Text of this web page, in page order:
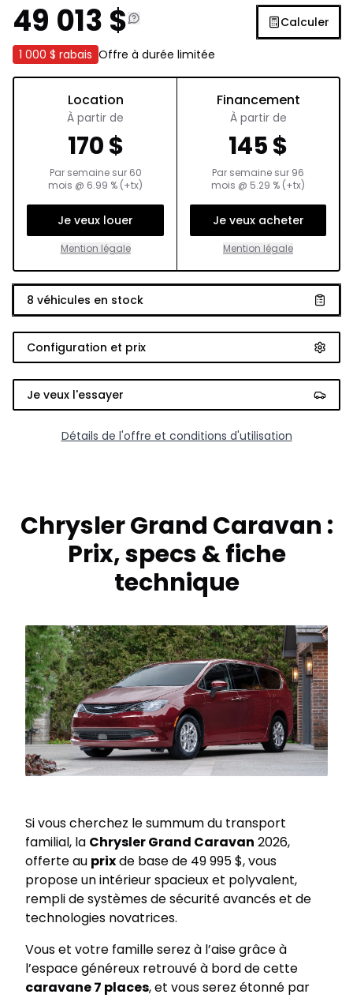
49 013 $ Calculer
1 000 $ rabais Offre à durée limitée
Location
À partir de
170$
Par semaine sur 60
mois @ 6.99 % (+tx)
Je veux louer
Mention légale
Financement
À partir de
145$
Par semaine sur 96
mois @ 5.29 % (+tx)
Je veux acheter
Mention légale
8 véhicules en stock
Configuration et prix
Je veux l'essayer
Détails de l'offre et conditions d'utilisation
Chrysler Grand Caravan :
Prix, specs & fiche
technique
Si vous cherchez le summum du transport
familial, la Chrysler Grand Caravan 2026,
offerte au prixde base de 49 995 $, vous
propose un intérieur spacieux et polyvalent,
rempli de systèmes de sécurité avancés et de
technologies novatrices.
Vous et votre famille serez à l’aise grâce à
l’espace généreux retrouvé à bord de cette
caravane 7 places, et vous serez étonné par